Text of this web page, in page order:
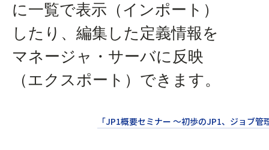
に一覧で表示（インポート）
したり、編集した定義情報を
マネージャ・サーバに反映
（エクスポート）できます。
「JP1概要セミナー ～初歩のJP1、ジョブ管